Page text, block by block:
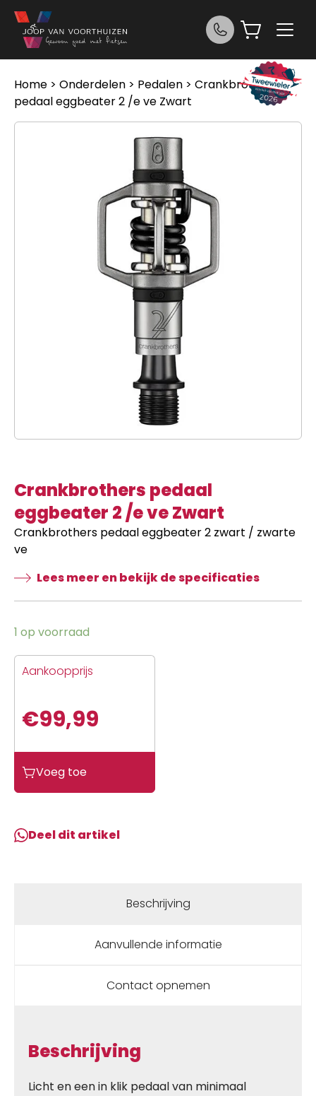
Ga naar de inhoud
Home > Onderdelen > Pedalen > Crankbrothers
pedaal eggbeater 2 /e ve Zwart
Crankbrothers pedaal
eggbeater 2 /e ve Zwart
Crankbrothers pedaal eggbeater 2 zwart / zwarte
ve
Lees meer en bekijk de specificaties
1 op voorraad
Aankoopprijs
€99,99
pedaal
eggbeater
/e
ve
Voeg toe
Deel dit artikel
Beschrijving
Aanvullende informatie
Contact opnemen
Beschrijving
Licht en een in klik pedaal van minimaal